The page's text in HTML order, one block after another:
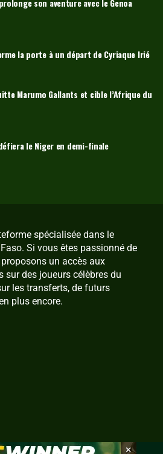
son aventure avec le Genoa
la porte à un départ de Cyriaque Irié
Marumo Gallants et cible l’Afrique du
le Niger en demi-finale
spécialisée dans le
Si vous êtes passionné de
un accès aux
sur des joueurs célèbres du
les transferts, de futurs
plus encore.
×